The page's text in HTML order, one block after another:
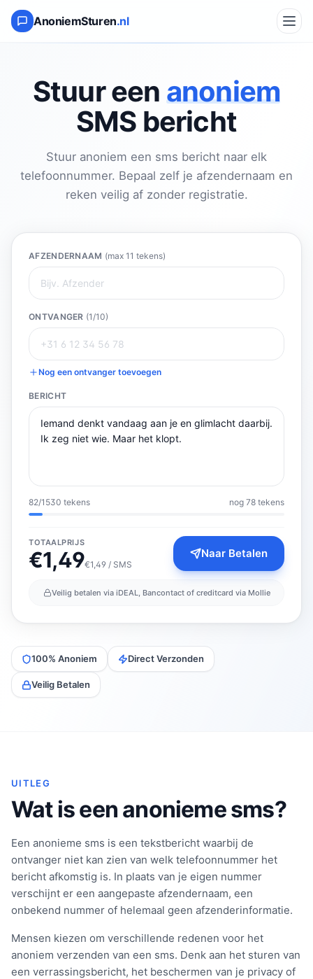
AnoniemSturen.nl
Stuur een anoniem
SMS bericht
Stuur anoniem een sms bericht naar elk
telefoonnummer. Bepaal zelf je afzendernaam en
reken veilig af zonder registratie.
AFZENDERNAAM (max 11 tekens)
ONTVANGER (1/10)
Nog een ontvanger toevoegen
BERICHT
82/1530 tekens nog 78 tekens
TOTAALPRIJS
€1,49€1,49 / SMS
Naar Betalen
Veilig betalen via iDEAL, Bancontact of creditcard via Mollie
100% Anoniem Direct Verzonden
Veilig Betalen
UITLEG
Wat is een anonieme sms?
Een anonieme sms is een tekstbericht waarbij de
ontvanger niet kan zien van welk telefoonnummer het
bericht afkomstig is. In plaats van je eigen nummer
verschijnt er een aangepaste afzendernaam, een
onbekend nummer of helemaal geen afzenderinformatie.
Mensen kiezen om verschillende redenen voor het
anoniem verzenden van een sms. Denk aan het sturen van
een verrassingsbericht, het beschermen van je privacy of